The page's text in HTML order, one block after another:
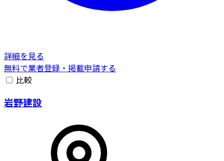
詳細を見る
無料で業者登録・掲載申請する
比較
岩野建設